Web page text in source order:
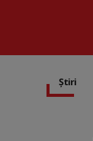
Știri